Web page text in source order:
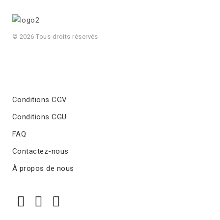
© 2026 Tous droits réservés
Conditions CGV
Conditions CGU
FAQ
Contactez-nous
À propos de nous